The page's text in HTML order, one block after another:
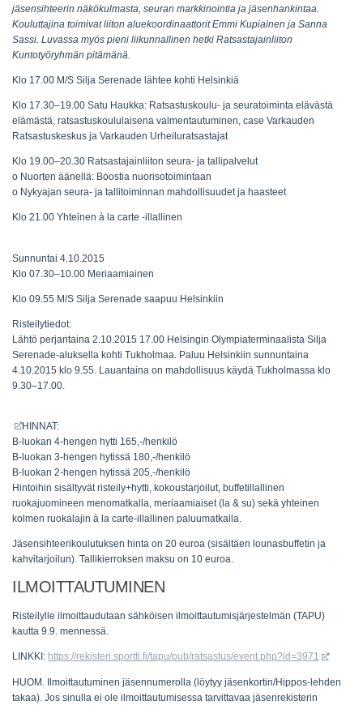
jäsensihteerin näkökulmasta, seuran markkinointia ja jäsenhankintaa.
Kouluttajina toimivat liiton aluekoordinaattorit Emmi Kupiainen ja Sanna
Sassi. Luvassa myös pieni liikunnallinen hetki Ratsastajainliiton
Kuntotyöryhmän pitämänä.
Klo 17.00 M/S Silja Serenade lähtee kohti Helsinkiä
Klo 17.30–19.00 Satu Haukka: Ratsastuskoulu- ja seuratoiminta elävästä
elämästä, ratsastuskoululaisena valmentautuminen, case Varkauden
Ratsastuskeskus ja Varkauden Urheiluratsastajat
Klo 19.00–20.30 Ratsastajainliiton seura- ja tallipalvelut
o Nuorten äänellä: Boostia nuorisotoimintaan
o Nykyajan seura- ja tallitoiminnan mahdollisuudet ja haasteet
Klo 21.00 Yhteinen à la carte -illallinen
Sunnuntai 4.10.2015
Klo 07.30–10.00 Meriaamiainen
Klo 09.55 M/S Silja Serenade saapuu Helsinkiin
Risteilytiedot:
Lähtö perjantaina 2.10.2015 17.00 Helsingin Olympiaterminaalista Silja
Serenade-aluksella kohti Tukholmaa. Paluu Helsinkiin sunnuntaina
4.10.2015 klo 9.55. Lauantaina on mahdollisuus käydä Tukholmassa klo
9.30–17.00.
HINNAT:
B-luokan 4-hengen hytti 165,-/henkilö
B-luokan 3-hengen hytissä 180,-/henkilö
B-luokan 2-hengen hytissä 205,-/henkilö
Hintoihin sisältyvät risteily+hytti, kokoustarjoilut, buffetillallinen
ruokajuomineen menomatkalla, meriaamiaiset (la & su) sekä yhteinen
kolmen ruokalajin à la carte-illallinen paluumatkalla.
Jäsensihteerikoulutuksen hinta on 20 euroa (sisältäen lounasbuffetin ja
kahvitarjoilun). Tallikierroksen maksu on 10 euroa.
ILMOITTAUTUMINEN
Risteilylle ilmoittaudutaan sähköisen ilmoittautumisjärjestelmän (TAPU)
kautta 9.9. mennessä.
LINKKI: https://rekisteri.sportti.fi/tapu/pub/ratsastus/event.php?id=3971
HUOM. Ilmoittautuminen jäsennumerolla (löytyy jäsenkortin/Hippos-lehden
takaa). Jos sinulla ei ole ilmoittautumisessa tarvittavaa jäsenrekisterin